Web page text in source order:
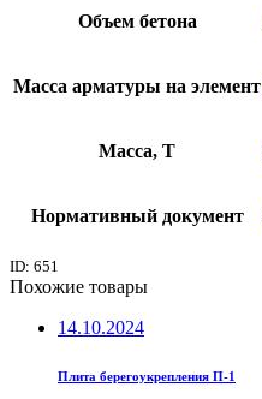
Объем бетона
Масса арматуры на элемент
Масса, Т
Нормативный документ
ID: 651
Похожие товары
14.10.2024
Плита берегоукрепления П-1